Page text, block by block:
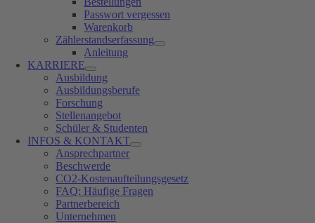
Passwort vergessen
Warenkorb
Zählerstandserfassung
Anleitung
KARRIERE
Ausbildung
Ausbildungsberufe
Forschung
Stellenangebot
Schüler & Studenten
INFOS & KONTAKT
Ansprechpartner
Beschwerde
CO2-Kostenaufteilungsgesetz
FAQ: Häufige Fragen
Partnerbereich
Unternehmen